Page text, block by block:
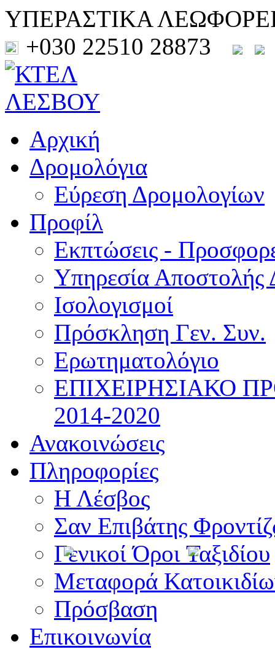
ΥΠΕΡΑΣΤΙΚΑ
+030 22510 28873
Αρχική
Δρομολόγια
Εύρεση Δρομολογίων
Προφίλ
Εκπτώσεις -
Υπηρεσία Αποστολής
Ισολογισμοί
Πρόσκληση Γεν. Συν.
Ερωτηματολόγιο
ΕΠΙΧΕΙΡΗΣΙΑΚΟ
2014-2020
Ανακοινώσεις
Πληροφορίες
Η Λέσβος
Σαν Επιβάτης
Γενικοί Όροι Ταξιδίου
Μεταφορά
Πρόσβαση
Επικοινωνία